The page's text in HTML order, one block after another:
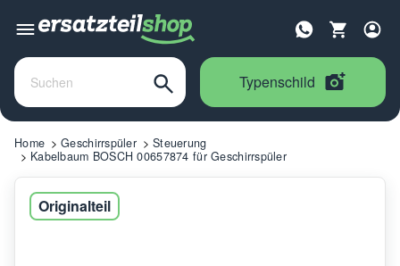
Typenschild
Home Geschirrspüler
Steuerung
Kabelbaum BOSCH 00657874 für Geschirrspüler
Originalteil